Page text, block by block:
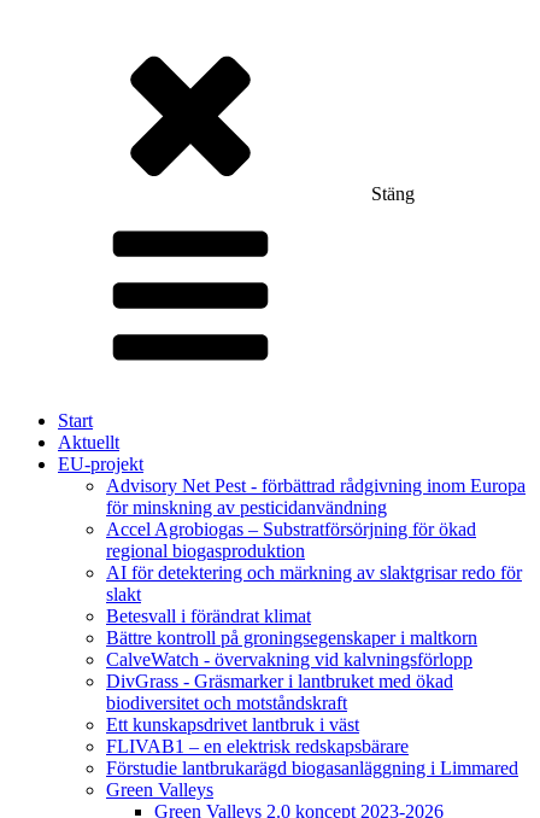
Stäng
Start
Aktuellt
EU-projekt
Advisory Net Pest - förbättrad rådgivning inom Europa
för minskning av pesticidanvändning
Accel Agrobiogas – Substratförsörjning för ökad
regional biogasproduktion
AI för detektering och märkning av slaktgrisar redo för
slakt
Betesvall i förändrat klimat
Bättre kontroll på groningsegenskaper i maltkorn
CalveWatch - övervakning vid kalvningsförlopp
DivGrass - Gräsmarker i lantbruket med ökad
biodiversitet och motståndskraft
Ett kunskapsdrivet lantbruk i väst
FLIVAB1 – en elektrisk redskapsbärare
Förstudie lantbrukarägd biogasanläggning i Limmared
Green Valleys
Green Valleys 2.0 koncept 2023-2026